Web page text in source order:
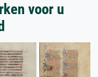
voor u